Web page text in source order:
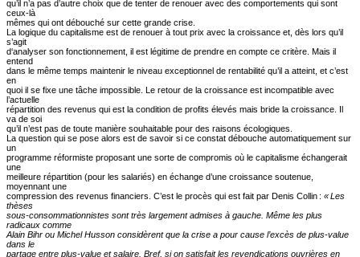
qu’il n’a pas d’autre choix que de tenter de renouer avec des comportements qui sont
ceux-là
mêmes qui ont débouché sur cette grande crise.
La logique du capitalisme est de renouer à tout prix avec la croissance et, dès lors qu’il
s’agit
d‘analyser son fonctionnement, il est légitime de prendre en compte ce critère. Mais il
entend
dans le même temps maintenir le niveau exceptionnel de rentabilité qu’il a atteint, et c’est
en
quoi il se fixe une tâche impossible. Le retour de la croissance est incompatible avec
l’actuelle
répartition des revenus qui est la condition de profits élevés mais bride la croissance. Il
va de soi
qu’il n’est pas de toute manière souhaitable pour des raisons écologiques.
La question qui se pose alors est de savoir si ce constat débouche automatiquement sur
un
programme réformiste proposant une sorte de compromis où le capitalisme échangerait
une
meilleure répartition (pour les salariés) en échange d’une croissance soutenue,
moyennant une
compression des revenus financiers. C’est le procès qui est fait par Denis Collin : « Les
thèses
sous-consommationnistes sont très largement admises à gauche. Même les plus
radicaux comme
Alain Bihr ou Michel Husson considèrent que la crise a pour cause l’excès de plus-value
dans le
partage entre plus-value et salaire. Bref, si on satisfait les revendications ouvrières en